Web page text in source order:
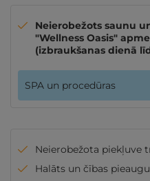
Neierobežots saunu
"Wellness Oasis"
(izbraukšanas dienā
SPA un procedūras
Neierobežota piekļuve
Halāts un čības